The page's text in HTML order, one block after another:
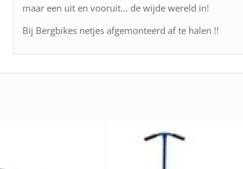
maar een uit en vooruit… de wijde wereld in!
Bij Bergbikes netjes afgemonteerd af te halen !!